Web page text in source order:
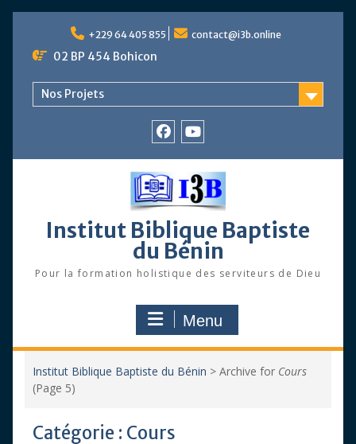
content
+229 64 405 855 contact@i3b.online
02 BP 454 Bohicon
Nos Projets
Youtube
Institut Biblique Baptiste
du Bénin
Pour la formation holistique des serviteurs de Dieu
Menu
Institut Biblique Baptiste du Bénin > Archive for Cours
(Page 5)
Catégorie : Cours